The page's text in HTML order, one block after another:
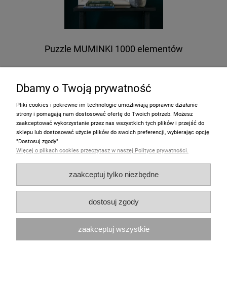
Puzzle MUMINKI 1000 elementów
powiadom o dostępności
Dbamy o Twoją prywatność
Pliki cookies i pokrewne im technologie umożliwiają poprawne działanie
strony i pomagają nam dostosować ofertę do Twoich potrzeb. Możesz
zaakceptować wykorzystanie przez nas wszystkich tych plików i przejść do
sklepu lub dostosować użycie plików do swoich preferencji, wybierając opcję
"Dostosuj zgody".
Więcej o plikach cookies przeczytasz w naszej Polityce prywatności.
zaakceptuj tylko niezbędne
dostosuj zgody
zaakceptuj wszystkie